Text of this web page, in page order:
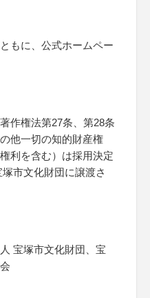
もに、公式ホームペー
作権法第27条、第28条
他一切の知的財産権
利を含む）は採用決定
市文化財団に譲渡さ
宝塚市文化財団、宝